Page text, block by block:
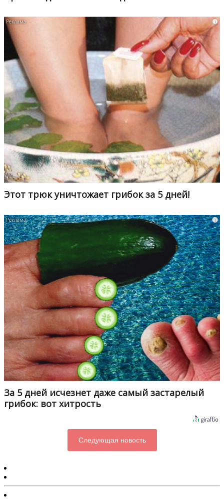
i
Этот трюк уничтожает грибок за 5 дней!
i
За 5 дней исчезнет даже самый застарелый
грибок: вот хитрость
Следующая новость